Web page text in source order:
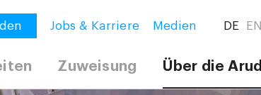
Jobs & Karriere Medien DE EN
Zuweisung Über die Arud